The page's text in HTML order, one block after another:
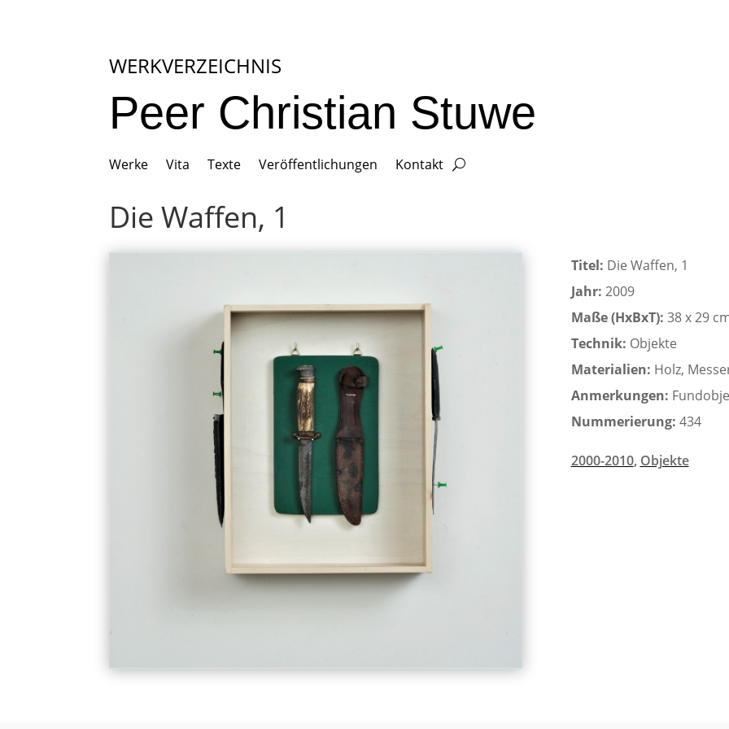
WERKVERZEICHNIS
Peer Christian Stuwe
Werke Vita Texte Veröffentlichungen Kontakt
Die Waffen, 1
Titel: Die Waffen, 1
Jahr: 2009
Maße (HxBxT): 38 x 29
Technik: Objekte
Materialien: Holz,
Anmerkungen:
Nummerierung: 434
2000-2010, Objekte